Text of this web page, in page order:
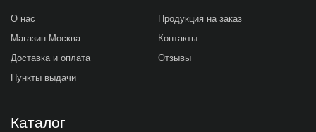
О нас
Магазин Москва
Доставка и оплата
Пункты выдачи
Продукция на заказ
Контакты
Отзывы
Каталог